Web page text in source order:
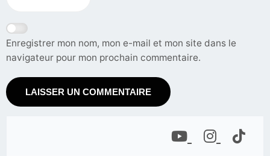
Enregistrer mon nom, mon e-mail et mon site dans le
navigateur pour mon prochain commentaire.